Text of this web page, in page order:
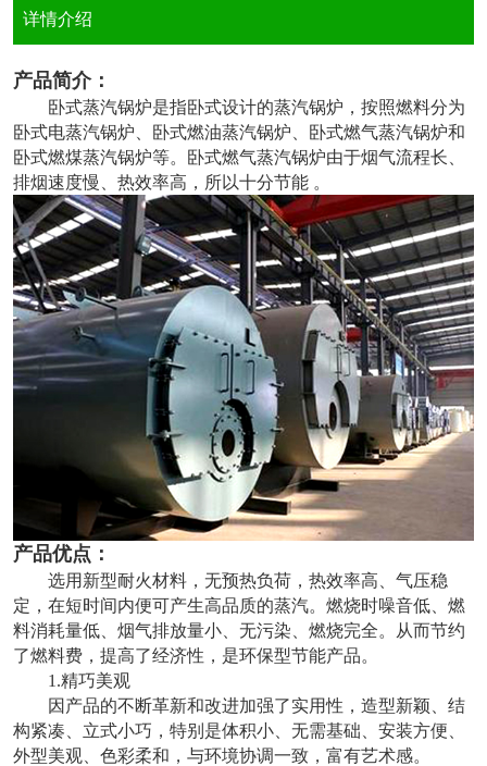
详情介绍
产品简介：
卧式蒸汽锅炉是指卧式设计的蒸汽锅炉，按照燃料分为
卧式电蒸汽锅炉、卧式燃油蒸汽锅炉、卧式燃气蒸汽锅炉和
卧式燃煤蒸汽锅炉等。卧式燃气蒸汽锅炉由于烟气流程长、
排烟速度慢、热效率高，所以十分节能 。
产品优点：
选用新型耐火材料，无预热负荷，热效率高、气压稳
定，在短时间内便可产生高品质的蒸汽。燃烧时噪音低、燃
料消耗量低、烟气排放量小、无污染、燃烧完全。从而节约
了燃料费，提高了经济性，是环保型节能产品。
1.精巧美观
因产品的不断革新和改进加强了实用性，造型新颖、结
构紧凑、立式小巧，特别是体积小、无需基础、安装方便、
外型美观、色彩柔和，与环境协调一致，富有艺术感。